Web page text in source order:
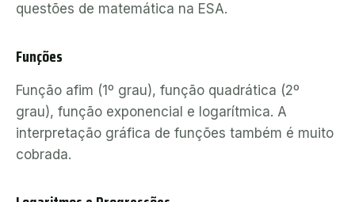
questões de matemática na ESA.
Funções
Função afim (1º grau), função quadrática (2º
grau), função exponencial e logarítmica. A
interpretação gráfica de funções também é muito
cobrada.